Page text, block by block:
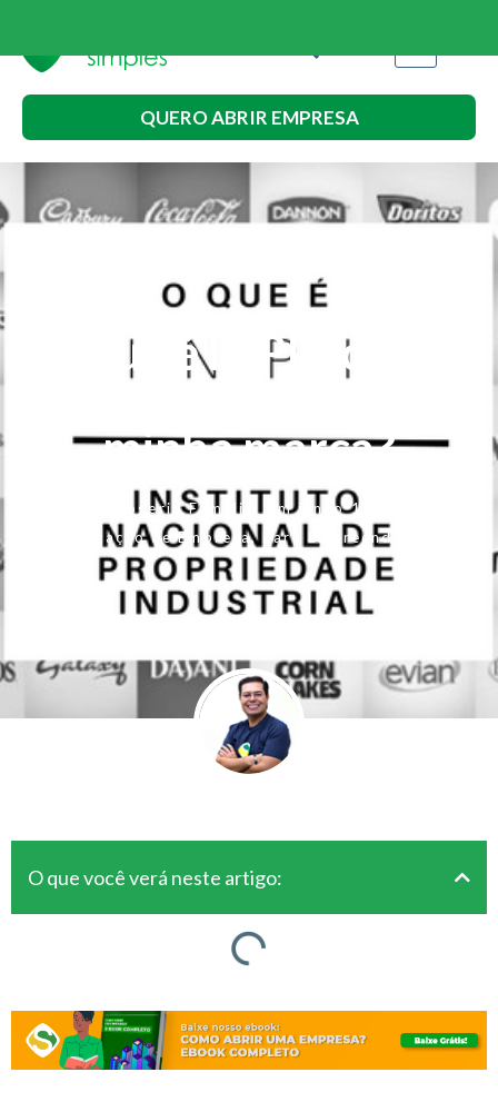
QUERO ABRIR EMPRESA
O que é INPI e como
faço para registrar
minha marca?
Rogerio Fameli Em junho 1, 2017
Legalização de Empresa, Para Empreendedores
O que você verá neste artigo: